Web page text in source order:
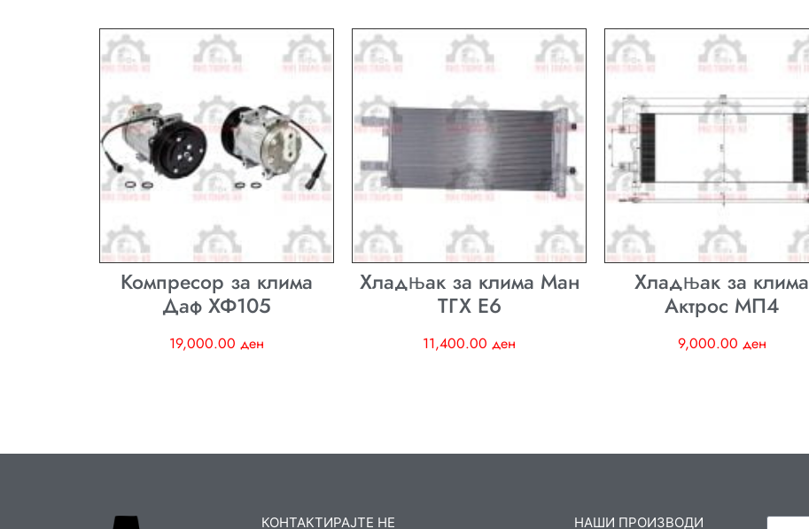
Компресор за клима
Даф ХФ105
19,000.00 ден
Хладњак за клима Ман
ТГХ E6
11,400.00 ден
Хладњак за клима
Актрос МП4
9,000.00 ден
КОНТАКТИРАЈТЕ НЕ НАШИ ПРОИЗВОДИ